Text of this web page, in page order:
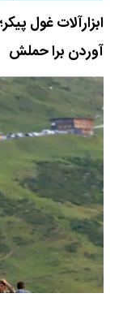
ابزارآلات غول
آوردن برا حملش